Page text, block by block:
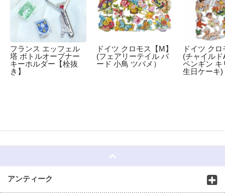
フランス エッフェル
塔 ボトルオープナー
キーホルダー【栓抜
き】
ドイツ クロモス【M】
(フェアリーテイル バ
ード 小鳥 ツバメ）
ドイツ ク
(チャイルド
ペンギン キ
生日ケーキ)
アンティーク